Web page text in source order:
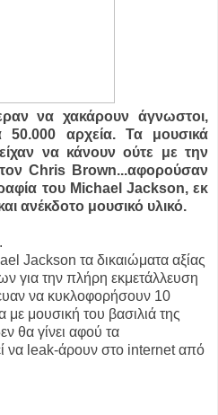
να χακάρουν άγνωστοι,
50.000 αρχεία. Τα μουσικά
να κάνουν ούτε με την
Chris Brown...αφορούσαν
του Michael Jackson, εκ
ανέκδοτο μουσικό υλικό.
Jackson τα δικαιώματα αξίας
για την πλήρη εκμετάλλευση
να κυκλοφορήσουν 10
μουσική του βασιλιά της
θα γίνει αφού τα
να leak-άρουν στο internet από